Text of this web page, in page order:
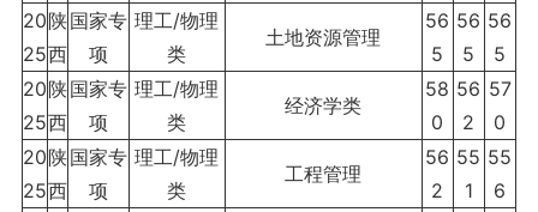
20
25
陕
西
国家专
项
理工/物理
类
土地资源管理
56
5
56
5
56
5
20
25
陕
西
国家专
项
理工/物理
类
经济学类
58
0
56
2
57
0
20
25
陕
西
国家专
项
理工/物理
类
工程管理
56
2
55
1
55
6